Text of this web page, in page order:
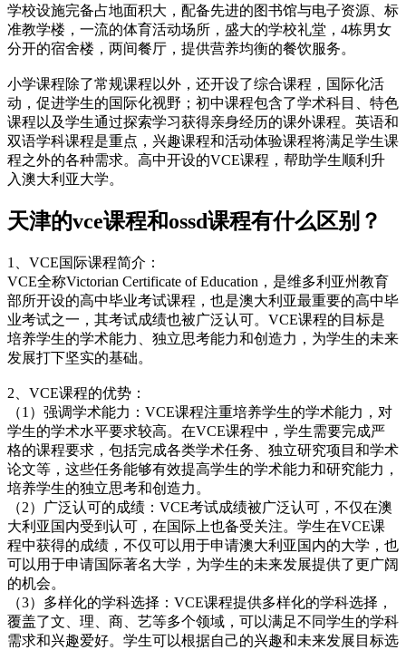
学校设施完备占地面积大，配备先进的图书馆与电子资源、标
准教学楼，一流的体育活动场所，盛大的学校礼堂，4栋男女
分开的宿舍楼，两间餐厅，提供营养均衡的餐饮服务。
小学课程除了常规课程以外，还开设了综合课程，国际化活
动，促进学生的国际化视野；初中课程包含了学术科目、特色
课程以及学生通过探索学习获得亲身经历的课外课程。英语和
双语学科课程是重点，兴趣课程和活动体验课程将满足学生课
程之外的各种需求。高中开设的VCE课程，帮助学生顺利升
入澳大利亚大学。
天津的vce课程和ossd课程有什么区别？
1、VCE国际课程简介：
VCE全称Victorian Certificate of Education，是维多利亚州教育
部所开设的高中毕业考试课程，也是澳大利亚最重要的高中毕
业考试之一，其考试成绩也被广泛认可。VCE课程的目标是
培养学生的学术能力、独立思考能力和创造力，为学生的未来
发展打下坚实的基础。
2、VCE课程的优势：
（1）强调学术能力：VCE课程注重培养学生的学术能力，对
学生的学术水平要求较高。在VCE课程中，学生需要完成严
格的课程要求，包括完成各类学术任务、独立研究项目和学术
论文等，这些任务能够有效提高学生的学术能力和研究能力，
培养学生的独立思考和创造力。
（2）广泛认可的成绩：VCE考试成绩被广泛认可，不仅在澳
大利亚国内受到认可，在国际上也备受关注。学生在VCE课
程中获得的成绩，不仅可以用于申请澳大利亚国内的大学，也
可以用于申请国际著名大学，为学生的未来发展提供了更广阔
的机会。
（3）多样化的学科选择：VCE课程提供多样化的学科选择，
覆盖了文、理、商、艺等多个领域，可以满足不同学生的学科
需求和兴趣爱好。学生可以根据自己的兴趣和未来发展目标选